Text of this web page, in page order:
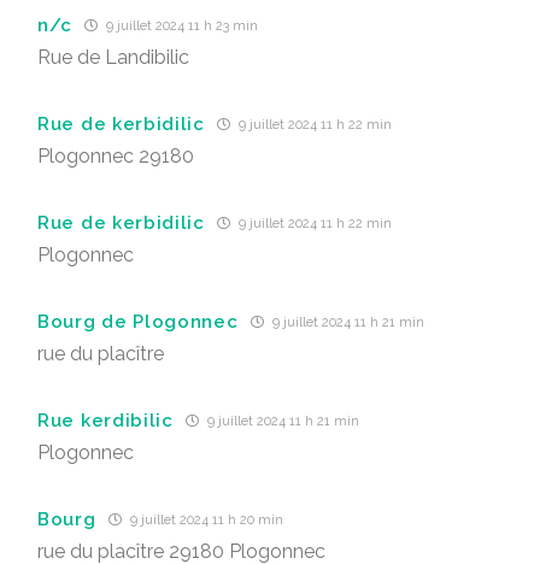
n/c 9 juillet 2024 11 h 23 min
Rue de Landibilic
Rue de kerbidilic 9 juillet 2024 11 h 22 min
Plogonnec 29180
Rue de kerbidilic 9 juillet 2024 11 h 22 min
Plogonnec
Bourg de Plogonnec 9 juillet 2024 11 h 21 min
rue du placître
Rue kerdibilic 9 juillet 2024 11 h 21 min
Plogonnec
Bourg 9 juillet 2024 11 h 20 min
rue du placître 29180 Plogonnec